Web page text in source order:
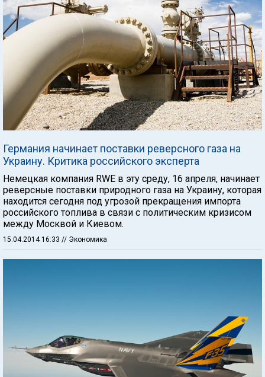
Германия начинает поставки реверсного газа на
Украину. Критика российского эксперта
Немецкая компания RWE в эту среду, 16 апреля, начинает
реверсные поставки природного газа на Украину, которая
находится сегодня под угрозой прекращения импорта
российского топлива в связи с политическим кризисом
между Москвой и Киевом.
15.04.2014 16:33 // Экономика